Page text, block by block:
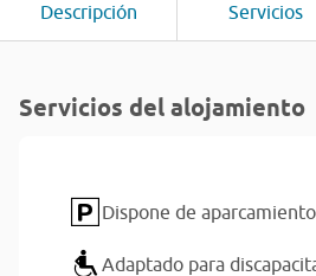
Descripción Servicios
Servicios del alojamiento
Dispone de
Adaptado para